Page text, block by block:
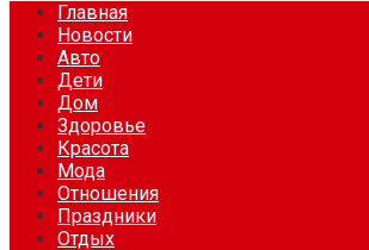
Главная
Новости
Авто
Дети
Дом
Здоровье
Красота
Мода
Отношения
Праздники
Отдых